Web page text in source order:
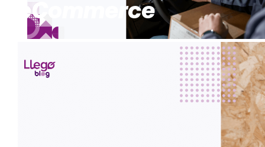
Servicio express y seguimiento en
nuestros beneficios
eCommerce